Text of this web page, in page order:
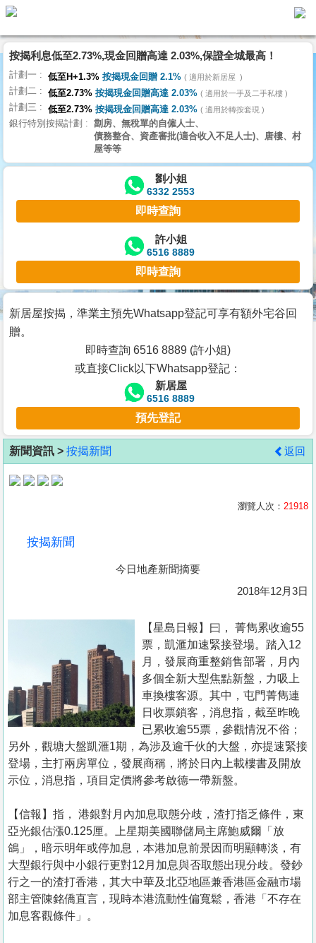
代
理
主
頁
搵
樓/
交
業
主
宅
谷
按
客
地
產
冊
於
我
們
按揭利息低至2.73%,現金回贈高達 2.03%,保證全城最高！
計劃一 低至H+1.3% 按揭現金回贈 2.1% 適用於新居屋
計劃二 低至2.73% 按揭現金回贈高達 2.03% 適用於一手及二手私樓
計劃三 低至2.73% 按揭現金回贈高達 2.03% 適用於轉按套現
銀行特別按揭計劃
劏房、無稅單的自僱人士、
債務整合、資產審批(適合收入不足人士)、唐樓、村
屋等等
劉小姐
6332 2553
即時查詢
許小姐
6516 8889
即時查詢
新居屋按揭，準業主預先Whatsapp登記可享有額外宅谷回
贈。
即時查詢 6516 8889 (許小姐)
或直接Click以下Whatsapp登記：
新居屋
6516 8889
預先登記
新聞資訊 > 按揭新聞 返回
瀏覽人次： 21918
按揭新聞
今日地產新聞摘要
2018年12月3日
【星島日報】曰， 菁雋累收逾55
票，凱滙加速緊接登場。踏入12
月，發展商重整銷售部署，月內
多個全新大型焦點新盤，力吸上
車換樓客源。其中，屯門菁雋連
日收票鎖客，消息指，截至昨晚
已累收逾55票，參觀情況不俗；
另外，觀塘大盤凱滙1期，為涉及逾千伙的大盤，亦提速緊接
登場，主打兩房單位，發展商稱，將於日內上載樓書及開放
示位，消息指，項目定價將參考啟德一帶新盤。
【信報】指， 港銀對月內加息取態分歧，渣打指乏條件，東
亞光銀估漲0.125厘。上星期美國聯儲局主席鮑威爾「放
鴿」，暗示明年或停加息，本港加息前景因而明顯轉淡，有
大型銀行與中小銀行更對12月加息與否取態出現分歧。發鈔
行之一的渣打香港，其大中華及北亞地區兼香港區金融市場
部主管陳銘僑直言，現時本港流動性偏寬鬆，香港「不存在
加息客觀條件」。